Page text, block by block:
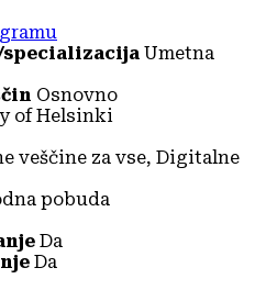
Umetna
Osnovno
of Helsinki
veščine za vse, Digitalne
pobuda
Da
Da